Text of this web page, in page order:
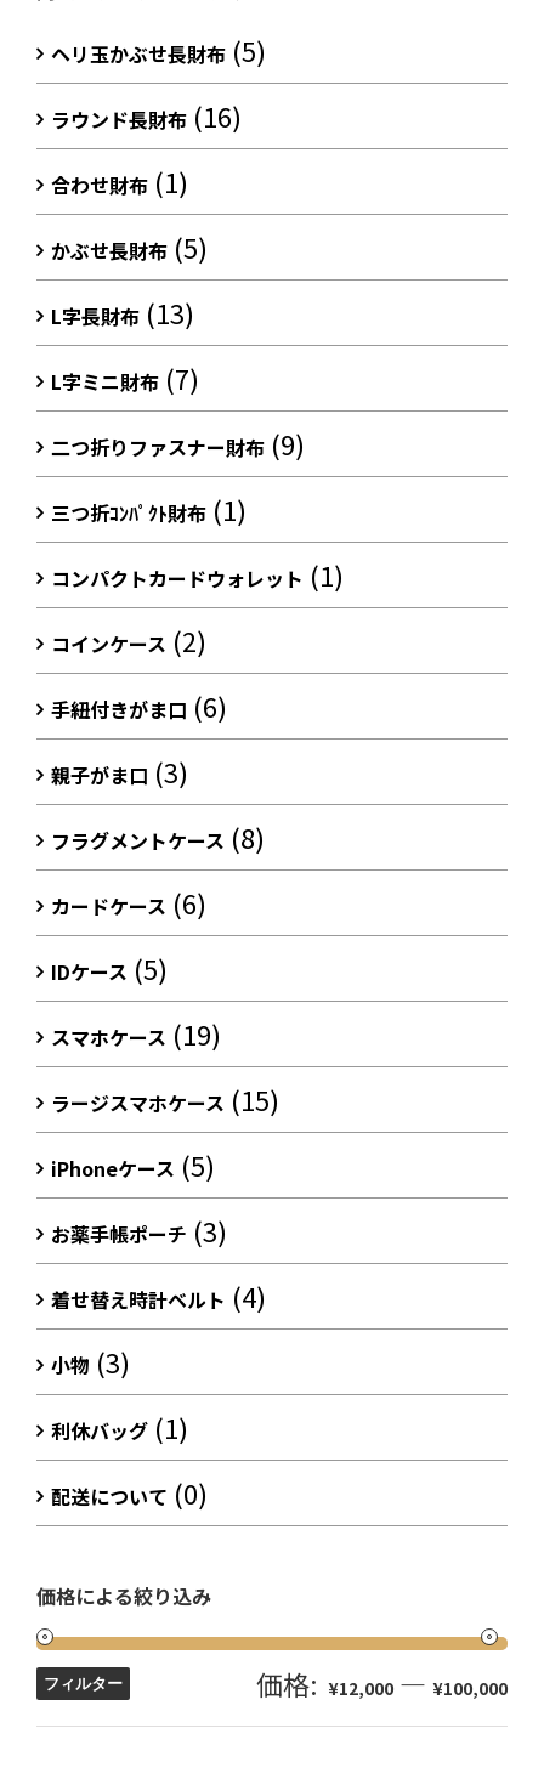
ヘリ玉かぶせ長財布 (5)
ラウンド長財布 (16)
合わせ財布 (1)
かぶせ長財布 (5)
L字長財布 (13)
L字ミニ財布 (7)
二つ折りファスナー財布 (9)
三つ折ｺﾝﾊﾟｸﾄ財布 (1)
コンパクトカードウォレット (1)
コインケース (2)
手紐付きがま口 (6)
親子がま口 (3)
フラグメントケース (8)
カードケース (6)
IDケース (5)
スマホケース (19)
ラージスマホケース (15)
iPhoneケース (5)
お薬手帳ポーチ (3)
着せ替え時計ベルト (4)
小物 (3)
利休バッグ (1)
配送について (0)
価格による絞り込み
フィルター 価格: ¥12,000 — ¥100,000